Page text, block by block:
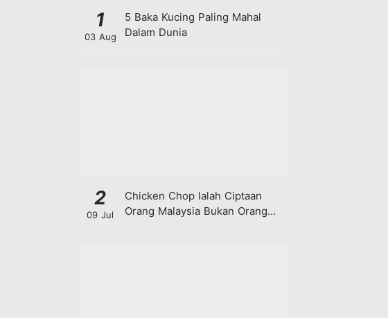
1
03 Aug
5 Baka Kucing Paling Mahal
Dalam Dunia
2
09 Jul
Chicken Chop Ialah Ciptaan
Orang Malaysia Bukan Orang